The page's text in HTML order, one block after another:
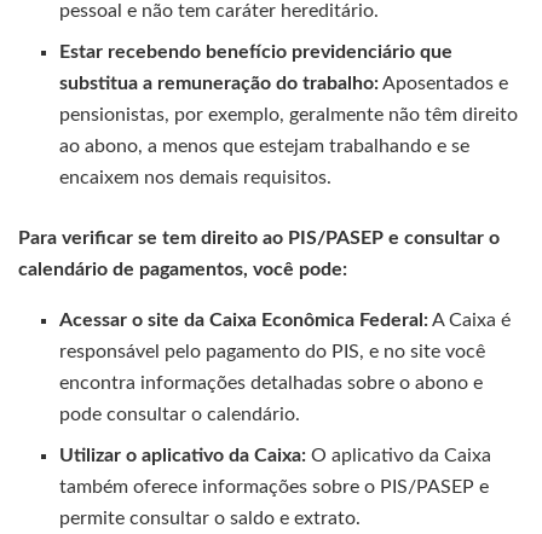
pessoal e não tem caráter hereditário.
Estar recebendo benefício previdenciário que
substitua a remuneração do trabalho:Aposentados e
pensionistas, por exemplo, geralmente não têm direito
ao abono, a menos que estejam trabalhando e se
encaixem nos demais requisitos.
Para verificar se tem direito ao PIS/PASEP e consultar o
calendário de pagamentos, você pode:
Acessar o site da Caixa Econômica Federal:A Caixa é
responsável pelo pagamento do PIS, e no site você
encontra informações detalhadas sobre o abono e
pode consultar o calendário.
Utilizar o aplicativo da Caixa: O aplicativo da Caixa
também oferece informações sobre o PIS/PASEP e
permite consultar o saldo e extrato.